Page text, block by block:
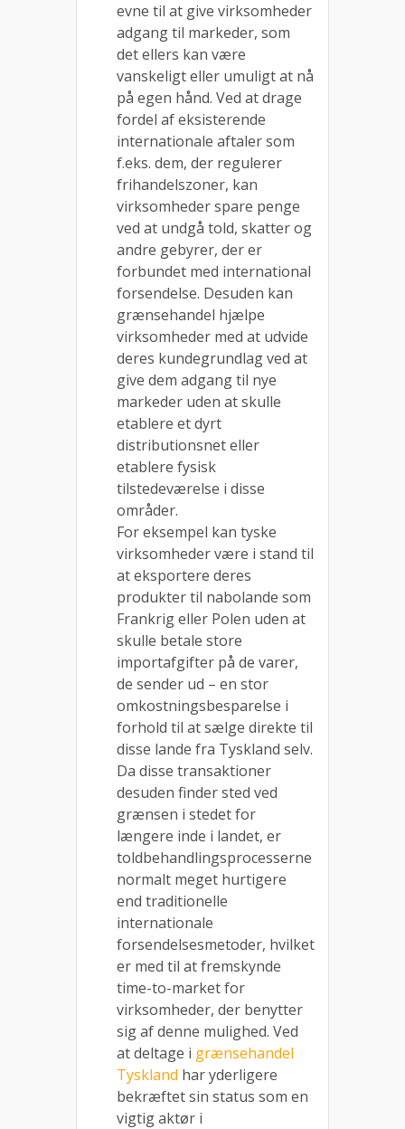
evne til at give virksomheder
adgang til markeder, som
det ellers kan være
vanskeligt eller umuligt at nå
på egen hånd. Ved at drage
fordel af eksisterende
internationale aftaler som
f.eks. dem, der regulerer
frihandelszoner, kan
virksomheder spare penge
ved at undgå told, skatter og
andre gebyrer, der er
forbundet med international
forsendelse. Desuden kan
grænsehandel hjælpe
virksomheder med at udvide
deres kundegrundlag ved at
give dem adgang til nye
markeder uden at skulle
etablere et dyrt
distributionsnet eller
etablere fysisk
tilstedeværelse i disse
områder.
For eksempel kan tyske
virksomheder være i stand til
at eksportere deres
produkter til nabolande som
Frankrig eller Polen uden at
skulle betale store
importafgifter på de varer,
de sender ud – en stor
omkostningsbesparelse i
forhold til at sælge direkte til
disse lande fra Tyskland selv.
Da disse transaktioner
desuden finder sted ved
grænsen i stedet for
længere inde i landet, er
toldbehandlingsprocesserne
normalt meget hurtigere
end traditionelle
internationale
forsendelsesmetoder, hvilket
er med til at fremskynde
time-to-market for
virksomheder, der benytter
sig af denne mulighed. Ved
at deltage i grænsehandel
Tyskland har yderligere
bekræftet sin status som en
vigtig aktør i